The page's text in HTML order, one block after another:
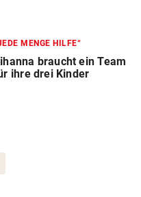
MENGE HILFE“
braucht ein Team
ihre drei Kinder